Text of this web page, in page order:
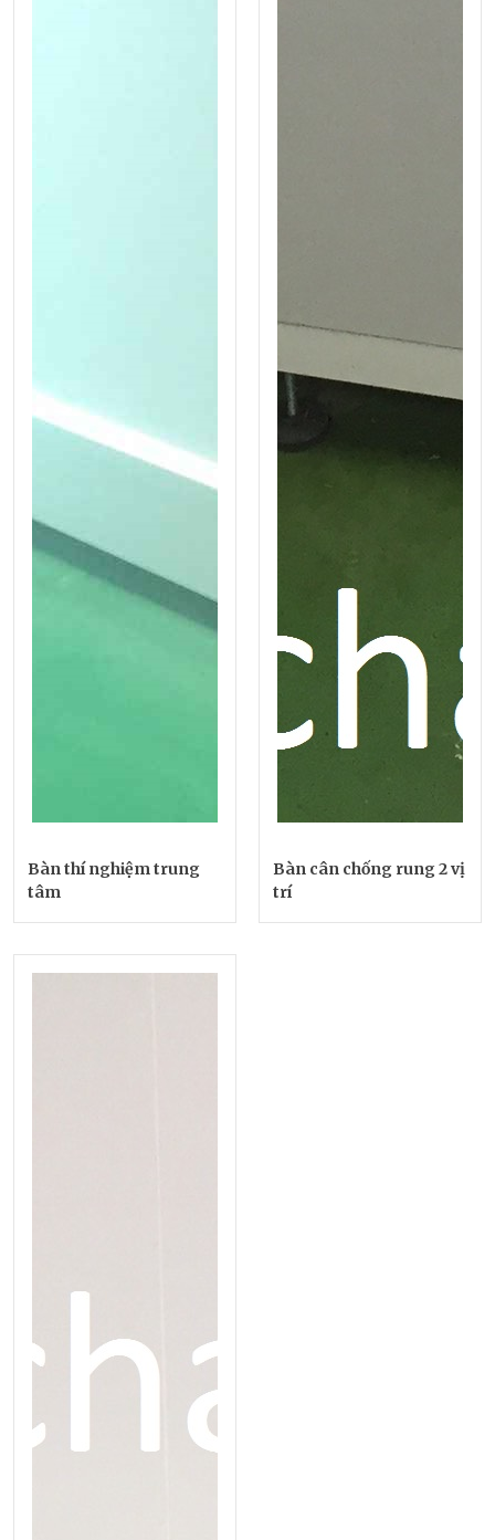
Bàn thí nghiệm trung
tâm
Bàn cân chống rung 2 vị
trí